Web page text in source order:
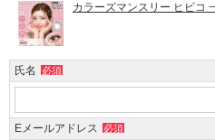
カラーズマンスリー ヒビコ
氏名 必須
Eメールアドレス 必須